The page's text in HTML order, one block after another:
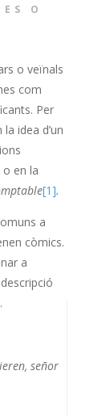
O
o veïnals
com
Per
la idea d’un
o en la
[1].
a
còmics.
a
señor